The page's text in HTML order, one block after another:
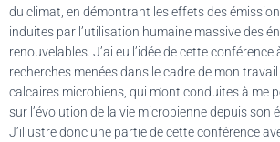
du climat, en démontrant les effets des
induites par l’utilisation humaine massive des
renouvelables. J’ai eu l’idée de cette conférence
recherches menées dans le cadre de mon
calcaires microbiens, qui m’ont conduites à me
sur l’évolution de la vie microbienne depuis son
J’illustre donc une partie de cette conférence